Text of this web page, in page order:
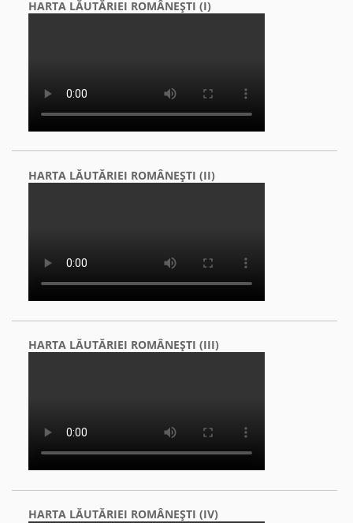
HARTA LĂUTĂRIEI ROMÂNEŞTI (I)
HARTA LĂUTĂRIEI ROMÂNEŞTI (II)
HARTA LĂUTĂRIEI ROMÂNEŞTI (III)
HARTA LĂUTĂRIEI ROMÂNEŞTI (IV)